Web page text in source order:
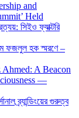
and
Held
সিইও ফ্যাক্টরি
ফজলুল হক স্মরণে –
A Beacon
—
ব্র্যান্ডিংয়ের গুরুত্ব